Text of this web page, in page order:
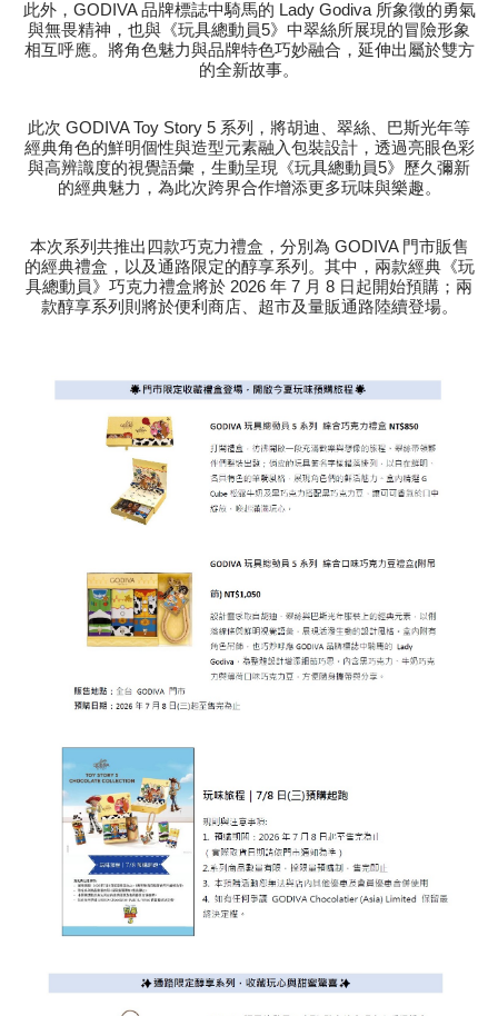
此外，GODIVA 品牌標誌中騎馬的 Lady Godiva 所象徵的勇氣
與無畏精神，也與《玩具總動員5》中翠絲所展現的冒險形象
相互呼應。將角色魅力與品牌特色巧妙融合，延伸出屬於雙方
的全新故事。
此次 GODIVA Toy Story 5 系列，將胡迪、翠絲、巴斯光年等
經典角色的鮮明個性與造型元素融入包裝設計，透過亮眼色彩
與高辨識度的視覺語彙，生動呈現《玩具總動員5》歷久彌新
的經典魅力，為此次跨界合作增添更多玩味與樂趣。
本次系列共推出四款巧克力禮盒，分別為 GODIVA 門市販售
的經典禮盒，以及通路限定的醇享系列。其中，兩款經典《玩
具總動員》巧克力禮盒將於 2026 年 7 月 8 日起開始預購；兩
款醇享系列則將於便利商店、超市及量販通路陸續登場。